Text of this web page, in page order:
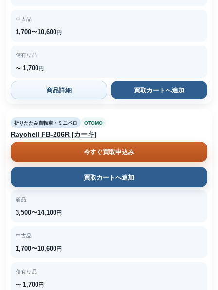
中古品
1,700〜10,600円
傷有り品
〜 1,700円
商品詳細 買取カートへ追加
折りたたみ自転車・ミニベロ OTOMO
Raychell FB-206R [カーキ]
今すぐ買取申込み
買取カートへ追加
新品
3,500〜14,100円
中古品
1,700〜10,600円
傷有り品
〜 1,700円